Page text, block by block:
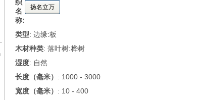
织
名
称:
扬名立万
类型: 边缘:板
木材种类: 落叶树:桦树
湿度: 自然
长度（毫米） : 1000 - 3000
宽度（毫米） : 10 - 400